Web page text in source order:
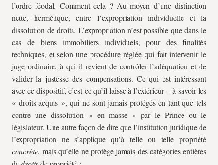
l’ordre féodal. Comment cela ? Au moyen d’une distinction
nette, hermétique, entre l’expropriation individuelle et la
dissolution de droits. L’expropriation n’est possible que dans le
cas de biens immobiliers individuels, pour des finalités
techniques, et selon une procédure réglée qui fait intervenir le
juge ordinaire, à qui il revient de contrôler l’adéquation et de
valider la justesse des compensations. Ce qui est intéressant
avec ce dispositif, c’est ce qu’il laisse à l’extérieur – à savoir les
« droits acquis », qui ne sont jamais protégés en tant que tels
contre une dissolution « en masse » par le Prince ou le
législateur. Une autre façon de dire que l’institution juridique de
l’expropriation ne s’applique qu’à telle ou telle propriété
concrète, mais qu’elle ne protège jamais des catégories entières